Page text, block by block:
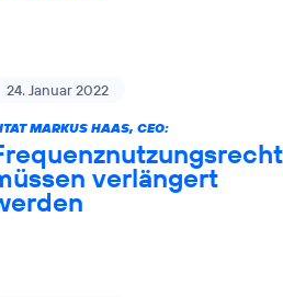
24. Januar 2022
MARKUS HAAS, CEO:
verlängert